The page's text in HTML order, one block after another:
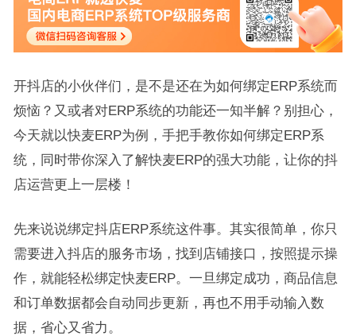
开抖店的小伙伴们，是不是还在为如何绑定ERP系统而
烦恼？又或者对ERP系统的功能还一知半解？别担心，
今天就以快麦ERP为例，手把手教你如何绑定ERP系
统，同时带你深入了解快麦ERP的强大功能，让你的抖
店运营更上一层楼！
先来说说绑定抖店ERP系统这件事。其实很简单，你只
需要进入抖店的服务市场，找到店铺接口，按照提示操
作，就能轻松绑定快麦ERP。一旦绑定成功，商品信息
和订单数据都会自动同步更新，再也不用手动输入数
据，省心又省力。